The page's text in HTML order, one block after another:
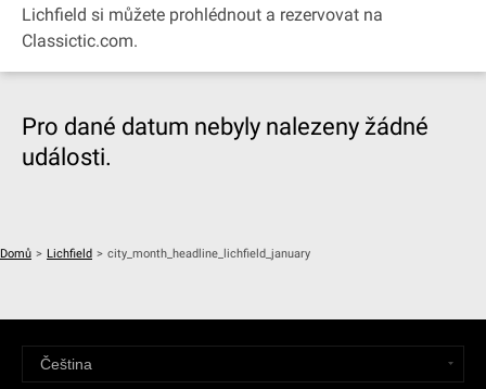
Lichfield si můžete prohlédnout a rezervovat na
Classictic.com.
Pro dané datum nebyly nalezeny žádné
události.
Domů > Lichfield > city_month_headline_lichfield_january